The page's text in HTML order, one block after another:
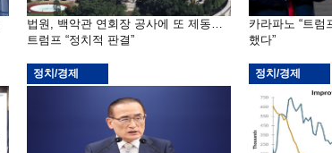
법원, 백악관 연회장 공사에 또 제동…
트럼프 “정치적 판결”
카라파노 “트럼
했다”
정치/경제 정치/경제